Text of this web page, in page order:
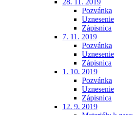
28. 11. 2019
Pozvánka
Uznesenie
Zápisnica
7. 11. 2019
Pozvánka
Uznesenie
Zápisnica
1. 10. 2019
Pozvánka
Uznesenie
Zápisnica
12. 9. 2019